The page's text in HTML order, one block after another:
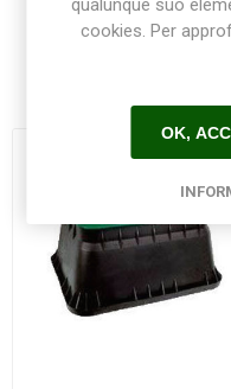
qualunque suo
cookies. Per
OK,